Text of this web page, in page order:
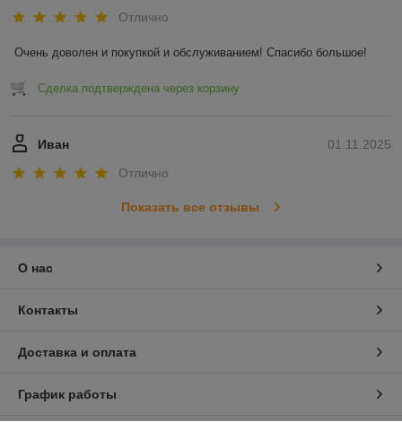
Отлично
Очень доволен и покупкой и обслуживанием! Спасибо большое!
Сделка подтверждена через корзину
01.11.2025
Иван
Отлично
Показать все отзывы
О нас
Контакты
Доставка и оплата
График работы